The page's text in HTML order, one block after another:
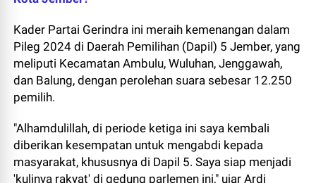
Kader Partai Gerindra ini meraih kemenangan dalam
Pileg 2024 di Daerah Pemilihan (Dapil) 5 Jember, yang
meliputi Kecamatan Ambulu, Wuluhan, Jenggawah,
dan Balung, dengan perolehan suara sebesar 12.250
pemilih.
"Alhamdulillah, di periode ketiga ini saya kembali
diberikan kesempatan untuk mengabdi kepada
masyarakat, khususnya di Dapil 5. Saya siap menjadi
'kulinya rakyat' di gedung parlemen ini," ujar Ardi